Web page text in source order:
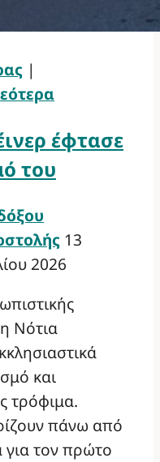
|
έφτασε
του
13
2026
Νότια
και
τρόφιμα.
πάνω από
για τον πρώτο